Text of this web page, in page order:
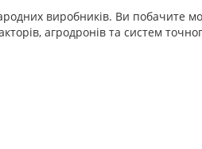
виробників. Ви побачите
агродронів та систем